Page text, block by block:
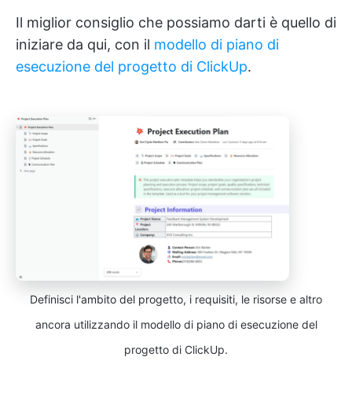
Il miglior consiglio che possiamo darti è quello di
iniziare da qui, con il modello di piano di
esecuzione del progetto di ClickUp.
Definisci l'ambito del progetto, i requisiti, le risorse e altro
ancora utilizzando il modello di piano di esecuzione del
progetto di ClickUp.